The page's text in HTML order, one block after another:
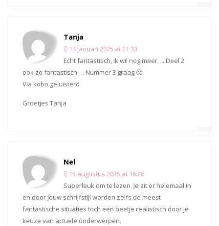
Tanja
14 januari 2025 at 21:33
Echt fantastisch, ik wil nog meer…. Deel 2
ook zo fantastisch…. Nummer 3 graag 🙂
Via kobo geluisterd
Groetjes Tanja
Nel
15 augustus 2025 at 16:26
Superleuk om te lezen. Je zit er helemaal in
en door jouw schrijfstijl worden zelfs de meest
fantastische situaties toch een beetje realistisch door je
keuze van actuele onderwerpen.